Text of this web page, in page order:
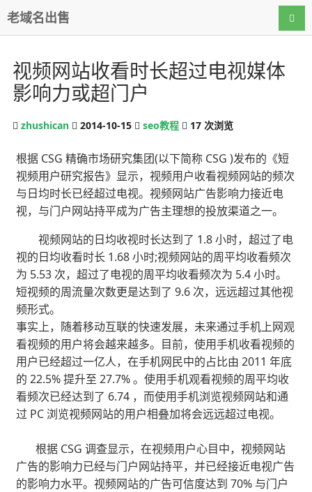
老域名出售 导航
视频网站收看时长超过电视媒体
影响力或超门户
zhushican 2014-10-15 seo教程 17 次浏览
根据 CSG 精确市场研究集团(以下简称 CSG )发布的《短
视频用户研究报告》显示，视频用户收看视频网站的频次
与日均时长已经超过电视。视频网站广告影响力接近电
视，与门户网站持平成为广告主理想的投放渠道之一。
视频网站的日均收视时长达到了 1.8 小时，超过了电
视的日均收看时长 1.68 小时;视频网站的周平均收看频次
为 5.53 次，超过了电视的周平均收看频次为 5.4 小时。
短视频的周流量次数更是达到了 9.6 次，远远超过其他视
频形式。
事实上，随着移动互联的快速发展，未来通过手机上网观
看视频的用户将会越来越多。目前，使用手机收看视频的
用户已经超过一亿人，在手机网民中的占比由 2011 年底
的 22.5% 提升至 27.7% 。使用手机观看视频的周平均收
看频次已经达到了 6.74 ，而使用手机浏览视频网站和通
过 PC 浏览视频网站的用户相叠加将会远远超过电视。
根据 CSG 调查显示，在视频用户心目中，视频网站
广告的影响力已经与门户网站持平，并已经接近电视广告
的影响力水平。视频网站的广告可信度达到 70% 与门户